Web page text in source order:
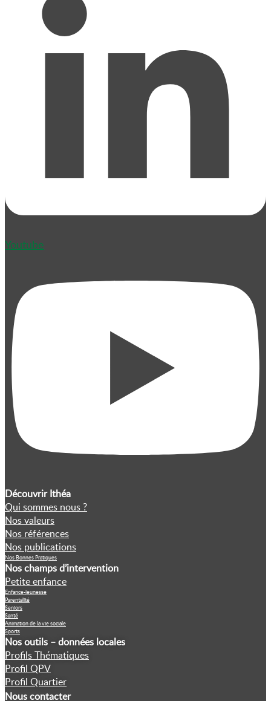
Youtube
Découvrir Ithéa
Qui sommes nous ?
Nos valeurs
Nos références
Nos publications
Nos Bonnes Pratiques
Nos champs d’intervention
Petite enfance
Enfance-jeunesse
Parentalité
Seniors
Santé
Animation de la vie sociale
Sports
Nos outils – données locales
Profils Thématiques
Profil QPV
Profil Quartier
Nous contacter